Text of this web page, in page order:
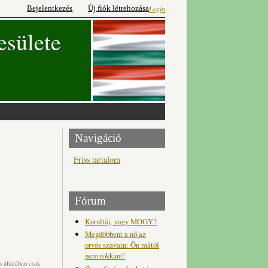
Login
Bejelentkezés Új fiók létrehozása
általában csak
Navigáció
Friss tartalom
Fórum
Kurultáj, vagy MOGY?
Megdöbbent a nő az
orvos szavain: Ön mától
nem rokkant!